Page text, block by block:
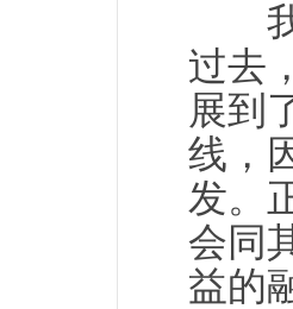
我
过去
展到
线，
发。
会同
益的